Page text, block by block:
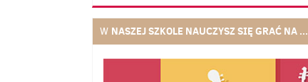
W NASZEJ SZKOLE NAUCZYSZ SIĘ GRAĆ NA ...